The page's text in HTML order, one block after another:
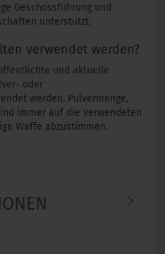
Geschossführung und
unterstützt.
verwendet werden?
und aktuelle
oder
werden. Pulvermenge,
immer auf die verwendeten
Waffe abzustimmen.